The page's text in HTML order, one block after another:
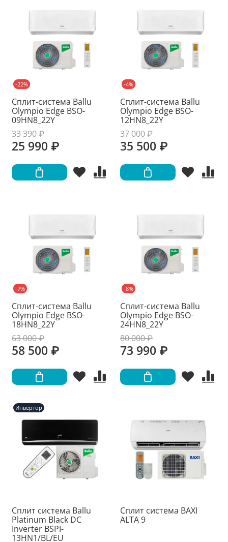
-22%
Сплит-система Ballu
Olympio Edge BSO-
09HN8_22Y
33 390 ₽
25 990 ₽
-4%
Сплит-система Ballu
Olympio Edge BSO-
12HN8_22Y
37 000 ₽
35 500 ₽
-7%
Сплит-система Ballu
Olympio Edge BSO-
18HN8_22Y
63 000 ₽
58 500 ₽
-8%
Сплит-система Ballu
Olympio Edge BSO-
24HN8_22Y
80 000 ₽
73 990 ₽
Инвертор
Сплит система Ballu
Platinum Black DC
Inverter BSPI-
13HN1/BL/EU
Сплит система BAXI
ALTA 9